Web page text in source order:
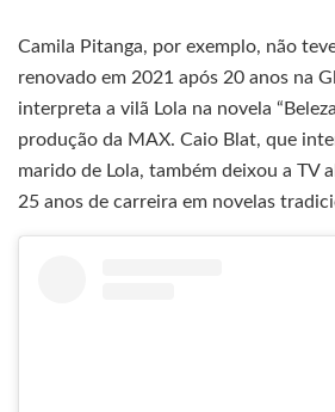
Camila Pitanga, por exemplo, não
renovado em 2021 após 20 anos na
interpreta a vilã Lola na novela
produção da MAX. Caio Blat, que
marido de Lola, também deixou a TV
25 anos de carreira em novelas